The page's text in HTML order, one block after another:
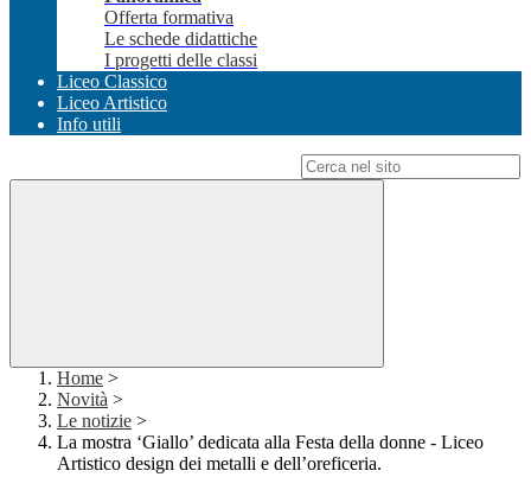
Offerta formativa
Le schede didattiche
I progetti delle classi
Liceo Classico
Liceo Artistico
Info utili
Home >
Novità >
Le notizie >
La mostra ‘Giallo’ dedicata alla Festa della donne - Liceo
Artistico design dei metalli e dell’oreficeria.